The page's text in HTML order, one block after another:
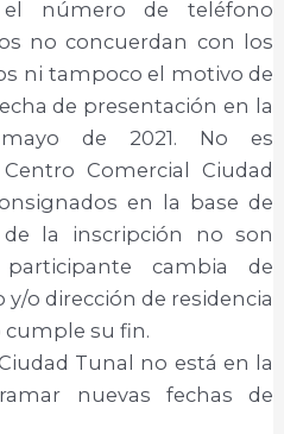
número de teléfono
no concuerdan con los
ni tampoco el motivo de
de presentación en la
de 2021. No es
Comercial Ciudad
en la base de
la inscripción no son
cambia de
o dirección de residencia
su fin.
Tunal no está en la
nuevas fechas de